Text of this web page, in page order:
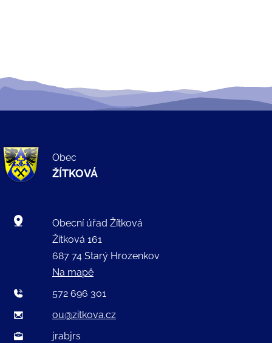
Obec
ŽÍTKOVÁ
Obecní úřad Žítková
Žítková 161
687 74 Starý Hrozenkov
Na mapě
572 696 301
ou@zitkova.cz
jrabjrs